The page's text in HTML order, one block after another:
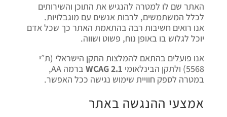
האתר שם לו למטרה להנגיש את התוכן והשירותים
לכלל המשתמשים, לרבות אנשים עם מוגבלויות.
אנו רואים חשיבות רבה בהתאמת האתר כך שכל אדם
יוכל לגלוש בו באופן נוח, פשוט ושווה.
אנו פועלים בהתאם להמלצות התקן הישראלי (ת״י
5568) ולתקן הבינלאומי
WCAG 2.1
ברמה AA,
במטרה לספק חוויית שימוש נגישה ככל האפשר.
אמצעי ההנגשה באתר